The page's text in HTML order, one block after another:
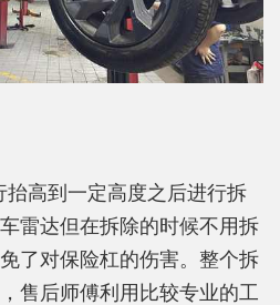
高到一定高度之后进行拆
雷达但在拆除的时候不用拆
了对保险杠的伤害。整个拆
售后师傅利用比较专业的工